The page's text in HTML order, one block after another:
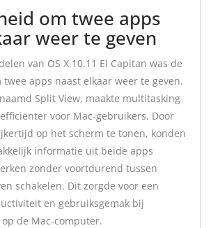
om twee apps
weer te geven
van OS X 10.11 El Capitan was de
apps naast elkaar weer te geven.
Split View, maakte multitasking
voor Mac-gebruikers. Door
op het scherm te tonen, konden
informatie uit beide apps
zonder voortdurend tussen
schakelen. Dit zorgde voor een
en gebruiksgemak bij
de Mac-computer.